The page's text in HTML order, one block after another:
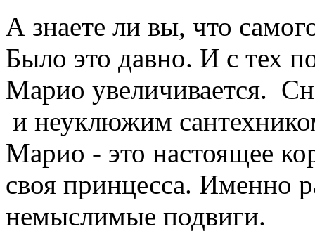
А знаете ли вы, что
Было это давно. И с тех
Марио увеличивается.
и неуклюжим
Марио - это настоящее
своя принцесса. Именно
немыслимые подвиги.